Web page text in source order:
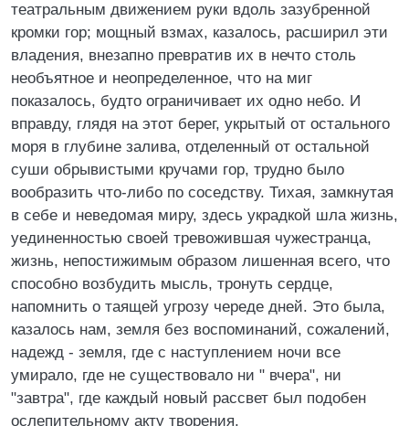
театральным движением руки вдоль зазубренной
кромки гор; мощный взмах, казалось, расширил эти
владения, внезапно превратив их в нечто столь
необъятное и неопределенное, что на миг
показалось, будто ограничивает их одно небо. И
вправду, глядя на этот берег, укрытый от остального
моря в глубине залива, отделенный от остальной
суши обрывистыми кручами гор, трудно было
вообразить что-либо по соседству. Тихая, замкнутая
в себе и неведомая миру, здесь украдкой шла жизнь,
уединенностью своей тревожившая чужестранца,
жизнь, непостижимым образом лишенная всего, что
способно возбудить мысль, тронуть сердце,
напомнить о таящей угрозу череде дней. Это была,
казалось нам, земля без воспоминаний, сожалений,
надежд - земля, где с наступлением ночи все
умирало, где не существовало ни " вчера", ни
"завтра", где каждый новый рассвет был подобен
ослепительному акту творения.